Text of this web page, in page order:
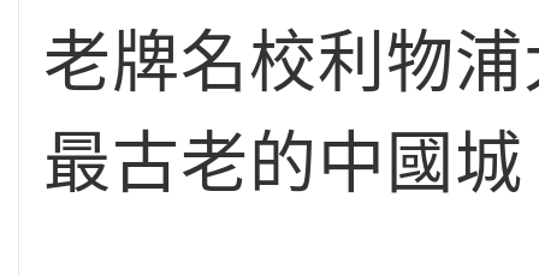
老牌名校利物
最古老的中國